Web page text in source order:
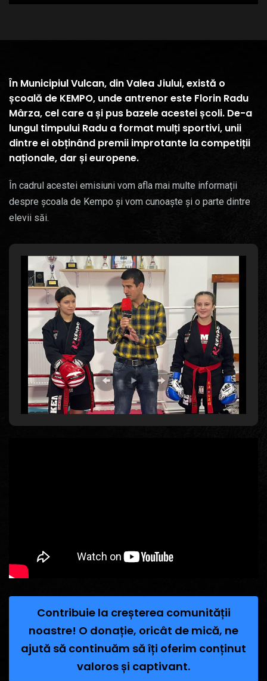
În Municipiul Vulcan, din Valea Jiului, există o
școală de KEMPO, unde antrenor este Florin Radu
Mârza, cel care a și pus bazele acestei școli. De-a
lungul timpului Radu a format mulți sportivi, unii
dintre ei obținând premii improtante la competiții
naționale, dar și europene.
În cadrul acestei emisiuni vom afla mai multe informații
despre școala de Kempo și vom cunoaște și o parte dintre
elevii săi.
Contribuie la creșterea comunității
noastre! O donație, oricât de mică, ne
ajută să continuăm să îți oferim conținut
valoros și captivant.